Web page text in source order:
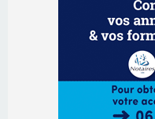
Ucciani – Marché
Corte –
projection sous les